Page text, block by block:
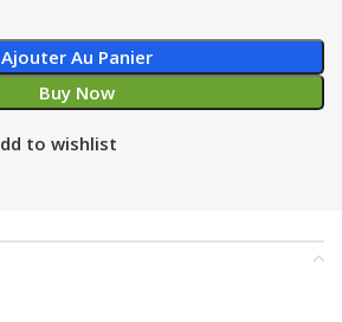
Ajouter Au Panier
Buy Now
to wishlist